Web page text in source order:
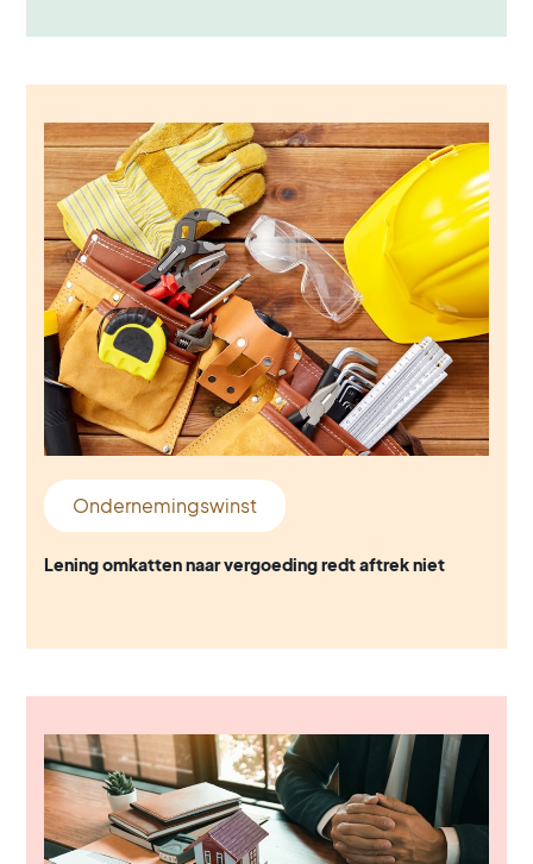
Ondernemingswinst
Lening omkatten naar vergoeding redt aftrek niet